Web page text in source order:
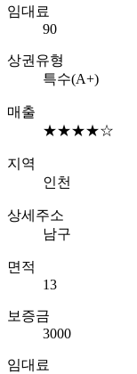
임대료
90
상권유형
특수(A+)
매출
★★★★☆
지역
인천
상세주소
남구
면적
13
보증금
3000
임대료